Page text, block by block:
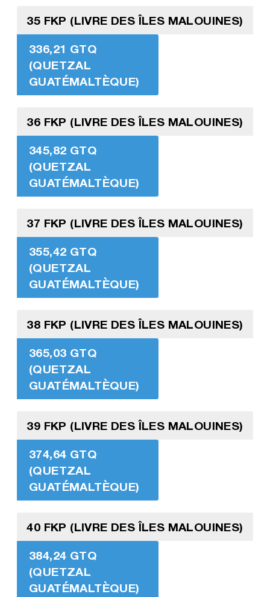
35 FKP (LIVRE DES ÎLES MALOUINES)
336,21 GTQ
(QUETZAL
GUATÉMALTÈQUE)
36 FKP (LIVRE DES ÎLES MALOUINES)
345,82 GTQ
(QUETZAL
GUATÉMALTÈQUE)
37 FKP (LIVRE DES ÎLES MALOUINES)
355,42 GTQ
(QUETZAL
GUATÉMALTÈQUE)
38 FKP (LIVRE DES ÎLES MALOUINES)
365,03 GTQ
(QUETZAL
GUATÉMALTÈQUE)
39 FKP (LIVRE DES ÎLES MALOUINES)
374,64 GTQ
(QUETZAL
GUATÉMALTÈQUE)
40 FKP (LIVRE DES ÎLES MALOUINES)
384,24 GTQ
(QUETZAL
GUATÉMALTÈQUE)